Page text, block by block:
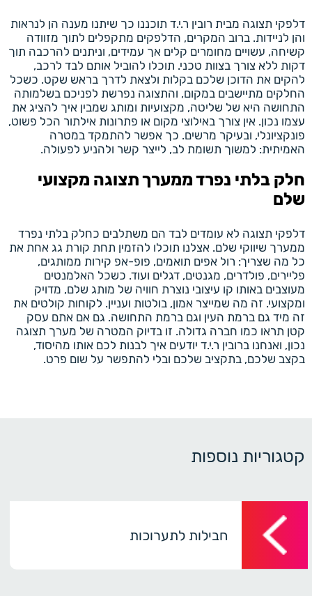
דלפקי תצוגה מבית רובין ר.י.ד תוכננו כך שיתנו מענה הן לנראות
והן לניידות. ברוב המקרים, הדלפקים מתקפלים לתוך מזוודה
קשיחה, עשויים מחומרים קלים אך עמידים, וניתנים להרכבה תוך
דקות ללא צורך בצוות טכני. תוכלו להוביל אותם לבד לרכב,
להקים את הדוכן שלכם בקלות ולצאת לדרך בראש שקט. כשכל
החלקים מתיישבים במקום, והתצוגה נפרשת לפניכם בשלמותה
התחושה היא של שליטה, מקצועיות ומותג שמבין איך להציג את
עצמו נכון. אין צורך באילוצי מקום או פתרונות אילתור הכל פשוט,
פונקציונלי, ובעיקר מרשים. כך אפשר להתמקד במטרה
האמיתית: למשוך תשומת לב, לייצר קשר ולהניע לפעולה.
חלק בלתי נפרד ממערך תצוגה מקצועי
שלם
דלפקי תצוגה לא עומדים לבד הם משתלבים כחלק בלתי נפרד
ממערך שיווקי שלם. אצלנו תוכלו להזמין תחת קורת גג אחת את
כל מה שצריך: רול אפים תואמים, פופ-אפ קירות ממותגים,
פליירים, פולדרים, מגנטים, דגלים ועוד. כשכל האלמנטים
מעוצבים באותו קו עיצובי נוצרת חוויה של מותג שלם, מדויק
ומקצועי. זה מה שמייצר אמון, בולטות ועניין. לקוחות קולטים את
זה מיד גם ברמת העין וגם ברמת התחושה. גם אם אתם עסק
קטן תראו כמו חברה גדולה. זו בדיוק המטרה של מערך תצוגה
נכון, ואנחנו ברובין ר.י.ד יודעים איך לבנות לכם אותו מהיסוד,
בקצב שלכם, בתקציב שלכם ובלי להתפשר על שום פרט.
קטגוריות נוספות
חבילות לתערוכות